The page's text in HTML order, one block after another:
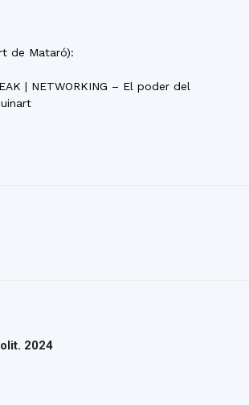
de Mataró):
| NETWORKING – El poder del
2024